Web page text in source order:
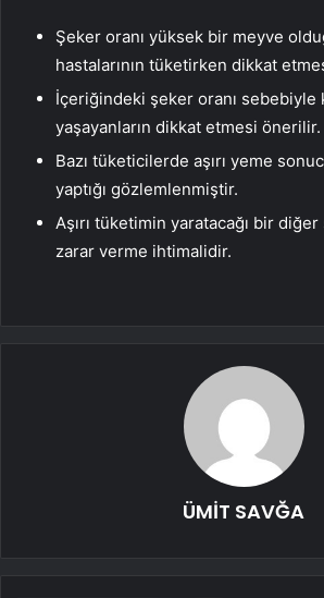
Şeker oranı yüksek bir meyve
hastalarının tüketirken dikkat
İçeriğindeki şeker oranı sebebiyle
yaşayanların dikkat etmesi önerilir.
Bazı tüketicilerde aşırı yeme
yaptığı gözlemlenmiştir.
Aşırı tüketimin yaratacağı bir
zarar verme ihtimalidir.
ÜMİT SAVĞA